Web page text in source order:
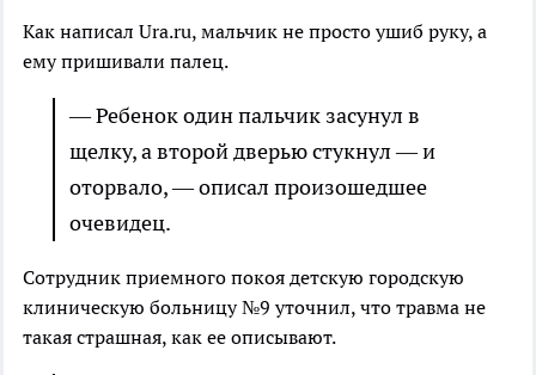
Как написал Ura.ru, мальчик не просто ушиб руку, а
ему пришивали палец.
— Ребенок один пальчик засунул в
щелку, а второй дверью стукнул — и
оторвало, — описал произошедшее
очевидец.
Сотрудник приемного покоя детскую городскую
клиническую больницу №9 уточнил, что травма не
такая страшная, как ее описывают.